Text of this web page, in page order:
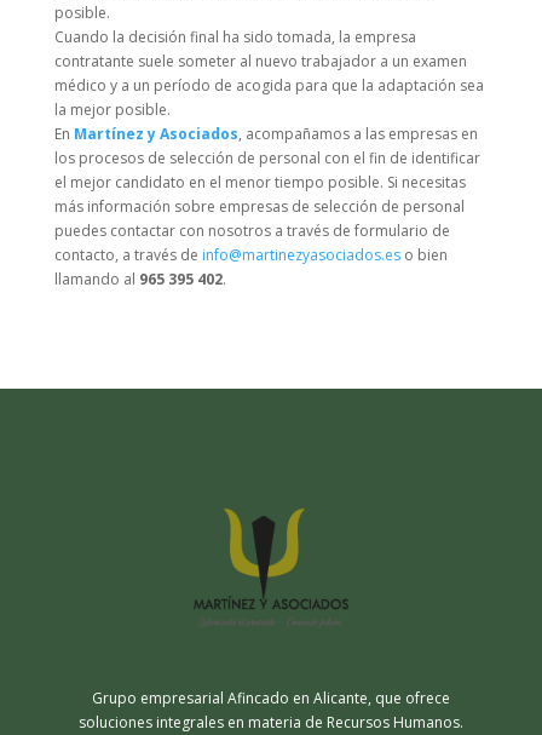
posible.
Cuando la decisión final ha sido tomada, la empresa
contratante suele someter al nuevo trabajador a un examen
médico y a un período de acogida para que la adaptación sea
la mejor posible.
En Martínez y Asociados, acompañamos a las empresas en
los procesos de selección de personal con el fin de identificar
el mejor candidato en el menor tiempo posible. Si necesitas
más información sobre empresas de selección de personal
puedes contactar con nosotros a través de formulario de
contacto, a través de info@martinezyasociados.eso bien
llamando al 965 395 402.
Grupo empresarial Afincado en Alicante, que ofrece
soluciones integrales en materia de Recursos Humanos.